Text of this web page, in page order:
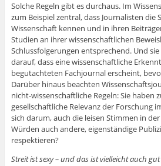
Solche Regeln gibt es durchaus. Im
zum Beispiel zentral, dass Journalisten die
Wissenschaft kennen und in ihren
Studien an ihrer wissenschaftlichen
Schlussfolgerungen entsprechend. Und
darauf, dass eine wissenschaftliche
begutachteten Fachjournal erscheint,
Darüber hinaus beachten
nicht-wissenschaftliche Regeln: Sie haben
gesellschaftliche Relevanz der Forschung
sich darum, auch die leisen Stimmen in
Würden auch andere, eigenständige
respektieren?
Streit ist sexy – und das ist vielleicht auch